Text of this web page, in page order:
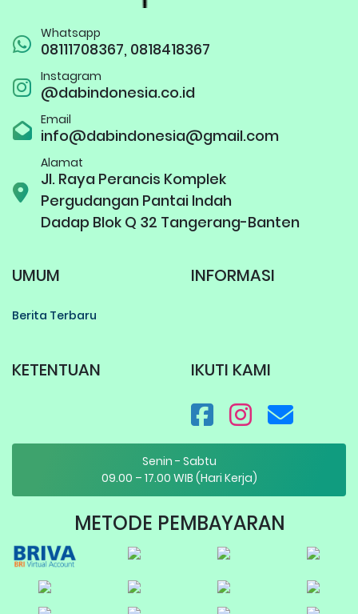
Whatsapp
08111708367, 0818418367
Instagram
@dabindonesia.co.id
Email
info@dabindonesia@gmail.com
Alamat
Jl. Raya Perancis Komplek
Pergudangan Pantai Indah
Dadap Blok Q 32 Tangerang-Banten
UMUM
Berita Terbaru
INFORMASI
KETENTUAN IKUTI KAMI
Senin - Sabtu
09.00 – 17.00 WIB (Hari Kerja)
METODE PEMBAYARAN